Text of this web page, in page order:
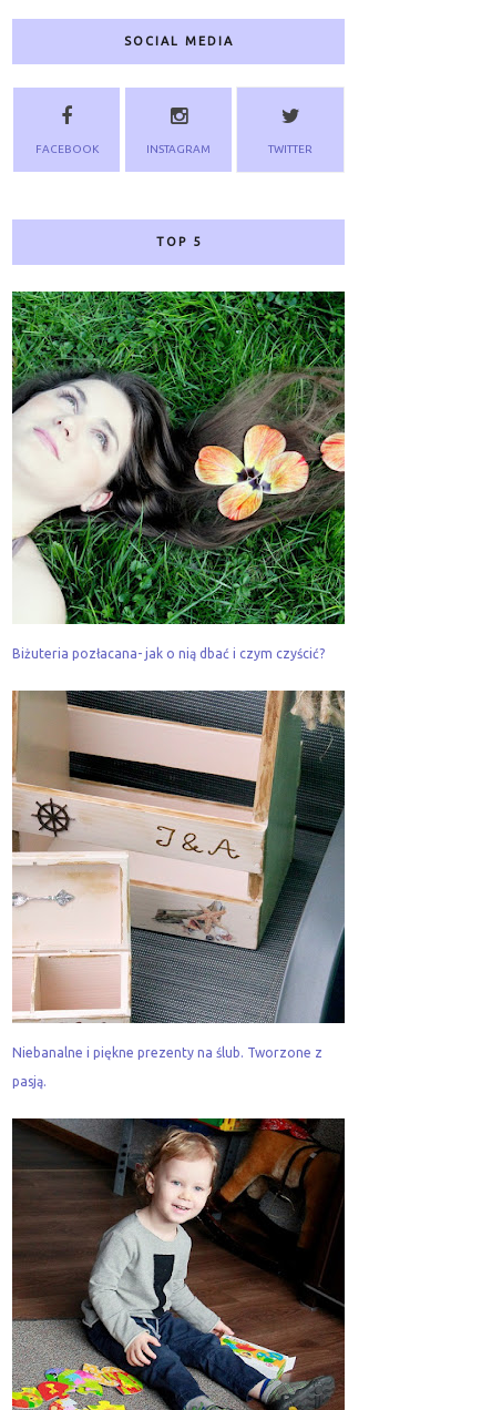
SOCIAL MEDIA
FACEBOOK INSTAGRAM TWITTER
TOP 5
Biżuteria pozłacana- jak o nią dbać i czym czyścić?
Niebanalne i piękne prezenty na ślub. Tworzone z
pasją.